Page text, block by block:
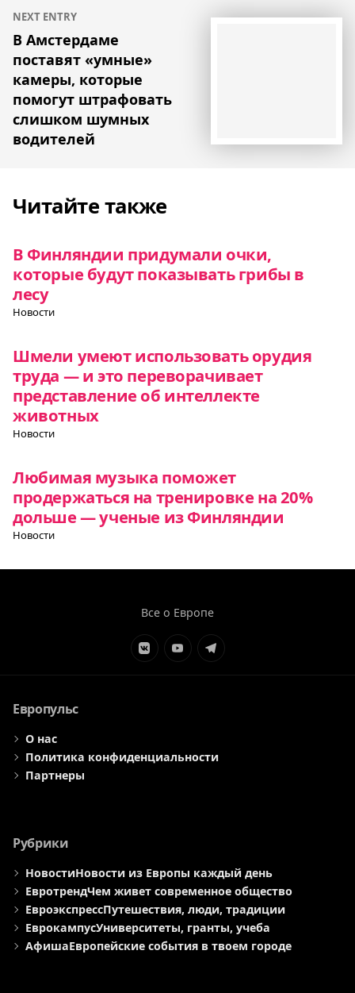
NEXT ENTRY
В Амстердаме
поставят «умные»
камеры, которые
помогут штрафовать
слишком шумных
водителей
Читайте также
В Финляндии придумали очки,
которые будут показывать грибы в
лесу
Новости
Шмели умеют использовать орудия
труда — и это переворачивает
представление об интеллекте
животных
Новости
Любимая музыка поможет
продержаться на тренировке на 20%
дольше — ученые из Финляндии
Новости
Все о Европе
ЭлементЭлементЭлемент
Европульс
О нас
Политика конфиденциальности
Партнеры
Рубрики
НовостиНовости из Европы каждый день
ЕвротрендЧем живет современное общество
ЕвроэкспрессПутешествия, люди, традиции
ЕврокампусУниверситеты, гранты, учеба
АфишаЕвропейские события в твоем городе